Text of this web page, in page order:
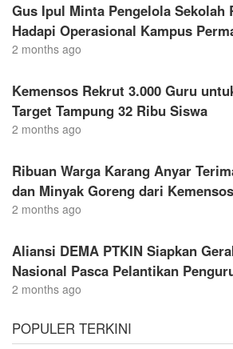
Gus Ipul Minta Pengelola Sekolah
Hadapi Operasional Kampus
2 months ago
Kemensos Rekrut 3.000 Guru
Target Tampung 32 Ribu Siswa
2 months ago
Ribuan Warga Karang Anyar
dan Minyak Goreng dari Kemensos
2 months ago
Aliansi DEMA PTKIN Siapkan
Nasional Pasca Pelantikan
2 months ago
POPULER TERKINI